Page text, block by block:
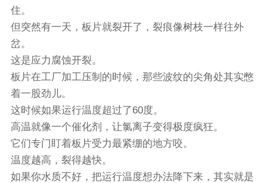
住。
但突然有一天，板片就裂开了，裂痕像树枝一样往外
岔。
这是应力腐蚀开裂。
板片在工厂加工压制的时候，那些波纹的尖角处其实憋
着一股劲儿。
这时候如果运行温度超过了60度。
高温就像一个催化剂，让氯离子变得极度疯狂。
它们专门盯着板片受力最紧绷的地方咬。
温度越高，裂得越快。
如果你水质不好，把运行温度想办法降下来，其实就是